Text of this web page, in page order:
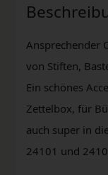
Ansprechender
von Stiften,
Ein schönes
Zettelbox, für
auch super in
24101 und